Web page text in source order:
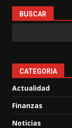
BUSCAR
CATEGORIA
Actualidad
Finanzas
Noticias